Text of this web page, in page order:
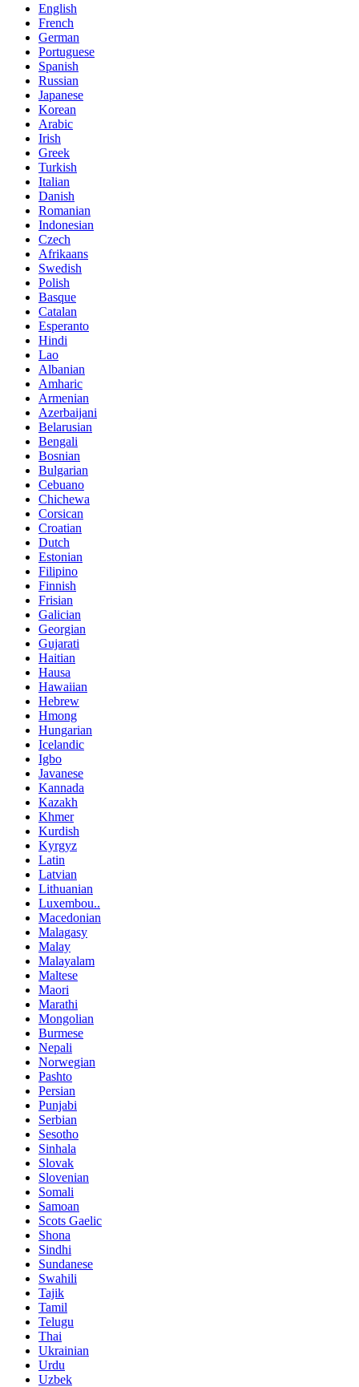
English
French
German
Portuguese
Spanish
Russian
Japanese
Korean
Arabic
Irish
Greek
Turkish
Italian
Danish
Romanian
Indonesian
Czech
Afrikaans
Swedish
Polish
Basque
Catalan
Esperanto
Hindi
Lao
Albanian
Amharic
Armenian
Azerbaijani
Belarusian
Bengali
Bosnian
Bulgarian
Cebuano
Chichewa
Corsican
Croatian
Dutch
Estonian
Filipino
Finnish
Frisian
Galician
Georgian
Gujarati
Haitian
Hausa
Hawaiian
Hebrew
Hmong
Hungarian
Icelandic
Igbo
Javanese
Kannada
Kazakh
Khmer
Kurdish
Kyrgyz
Latin
Latvian
Lithuanian
Luxembou..
Macedonian
Malagasy
Malay
Malayalam
Maltese
Maori
Marathi
Mongolian
Burmese
Nepali
Norwegian
Pashto
Persian
Punjabi
Serbian
Sesotho
Sinhala
Slovak
Slovenian
Somali
Samoan
Scots Gaelic
Shona
Sindhi
Sundanese
Swahili
Tajik
Tamil
Telugu
Thai
Ukrainian
Urdu
Uzbek